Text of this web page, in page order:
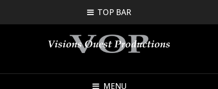
TOP BAR
MENU